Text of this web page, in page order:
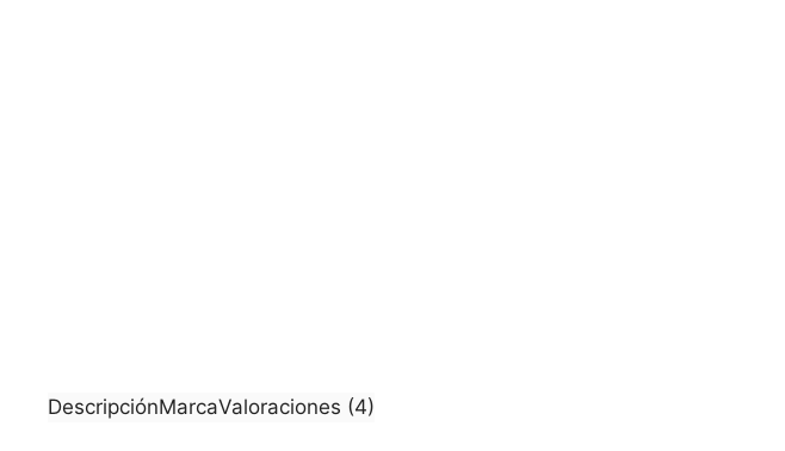
DescripciónMarcaValoraciones (4)